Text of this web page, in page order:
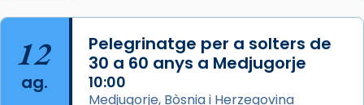
que les santes Juliana (“relatiu a Júlia”) i
Semproniana (“relatiu a Semprònia =
eterna”) són deixebles seves. I l’any 1667, el
frare Joan Gaspar Roig, afirma en una obra
que les santes són filles de l’antiga Iluro.
12
ag.
Pelegrinatge per a solters de
30 a 60 anys a Medjugorje
10:00
Medjugorje, Bòsnia i Herzegovina